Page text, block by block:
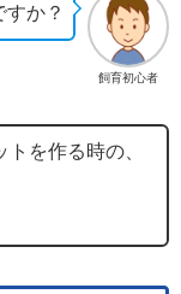
飼育初心者
か？
を作る時の、